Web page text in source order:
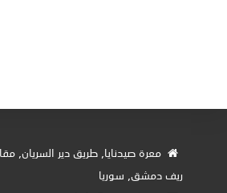
معرة صيدنايا, طريق دير السريان,
ريف دمشق, سوريا